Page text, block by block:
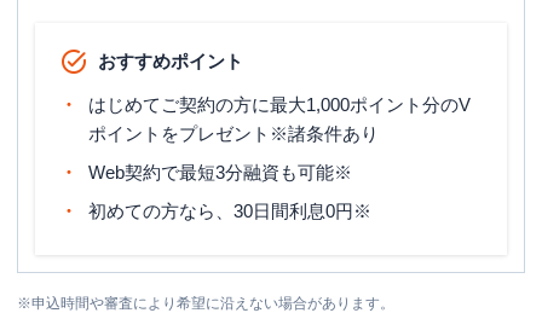
おすすめポイント
はじめてご契約の方に最大1,000ポイント分のV
ポイントをプレゼント※諸条件あり
Web契約で最短3分融資も可能※
初めての方なら、30日間利息0円※
※申込時間や審査により希望に沿えない場合があります。